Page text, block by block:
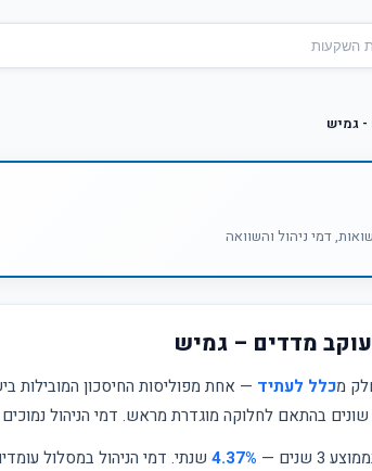
- גמיש
דמי ניהול והשוואה
מדדים – גמיש
מכלל לעתיד — אחת מפוליסות החיסכון המובילות
בהתאם לחלוקה מוגדרת מראש. דמי הניהול נמוכים
3 שנים — 4.37% שנתי. דמי הניהול במסלול